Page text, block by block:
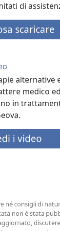
di
scaricare
alternative
medico
in
i video
né consigli di
non è stata